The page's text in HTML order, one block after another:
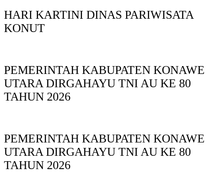
HARI KARTINI DINAS PARIWISATA
KONUT
PEMERINTAH KABUPATEN KONAWE
UTARA DIRGAHAYU TNI AU KE 80
TAHUN 2026
PEMERINTAH KABUPATEN KONAWE
UTARA DIRGAHAYU TNI AU KE 80
TAHUN 2026